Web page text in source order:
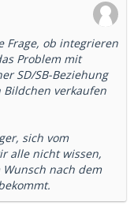
Frage, ob integrieren
Problem mit
SD/SB-Beziehung
verkaufen
sich vom
alle nicht wissen,
nach dem